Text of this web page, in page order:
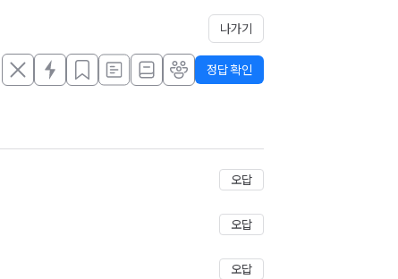
나가기
정답 확인
오답
오답
오답